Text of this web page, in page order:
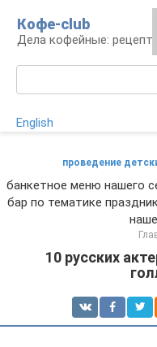
контенту
Кофе-club
Дела кофейные:
English
проведение
банкетное меню нашего
бар по тематике
10 русских